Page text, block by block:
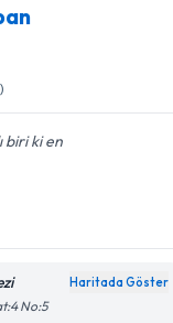
biri ki en
Haritada Göster
No:5